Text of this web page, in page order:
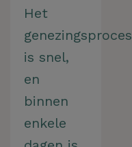
Het
genezingsproces
is snel,
en
binnen
enkele